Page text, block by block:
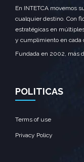
En INTETCA movemos
cualquier destino. Con
estratégicas en
y cumplimiento en cada
Fundada en 2002, más
POLITICAS
Terms of use
Privacy Policy